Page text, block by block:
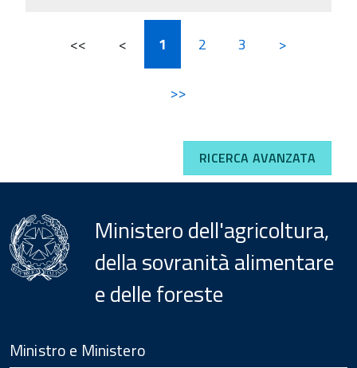
<< < 1 2 3 >
>>
RICERCA AVANZATA
Ministero dell'agricoltura,
della sovranità alimentare
e delle foreste
Footer
Ministro e Ministero